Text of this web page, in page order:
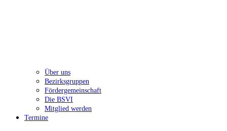
Über uns
Bezirksgruppen
Fördergemeinschaft
Die BSVI
Mitglied werden
Termine